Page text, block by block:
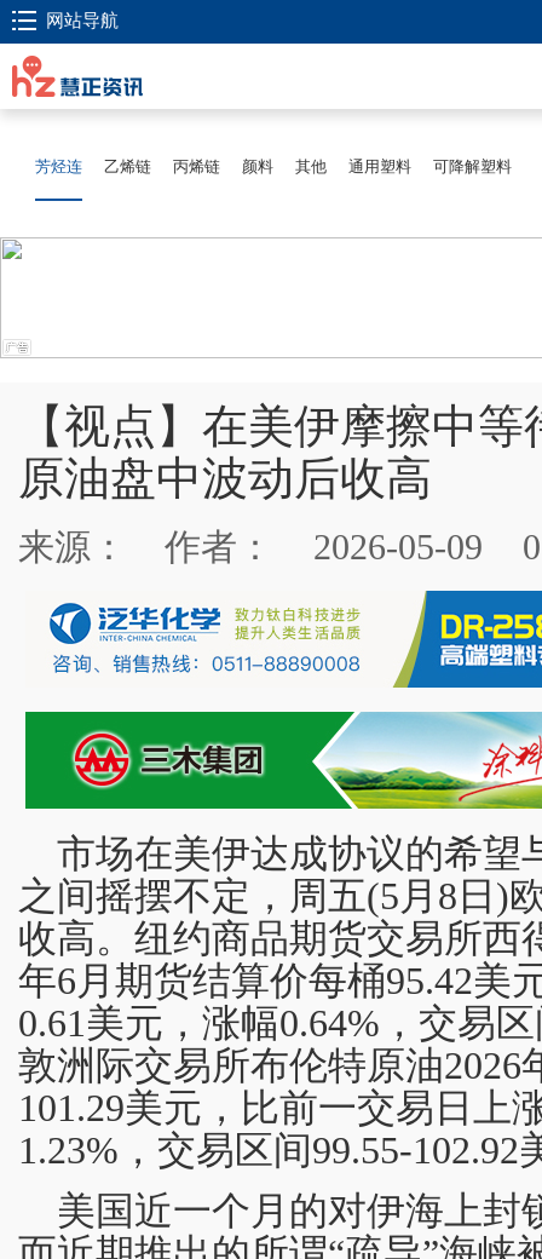
网站导航
芳烃连 乙烯链 丙烯链 颜料 其他 通用塑料 可降解塑料
【视点】在美伊摩擦中
原油盘中波动后收高
来源： 作者： 2026-05-09
市场在美伊达成协议的希望
之间摇摆不定，周五(5月8日)
收高。纽约商品期货交易所西
年6月期货结算价每桶95.42美
0.61美元，涨幅0.64%，交易
敦洲际交易所布伦特原油2026
101.29美元，比前一交易日上
1.23%，交易区间99.55-102.92
美国近一个月的对伊海上封